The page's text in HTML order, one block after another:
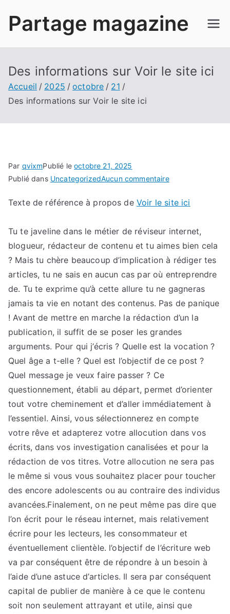
Partage magazine
Des informations sur Voir le site ici
Accueil 2025 octobre
21
Des informations sur Voir le site ici
Par qvixmPublié leoctobre 21, 2025
Publié dans UncategorizedAucun commentairesur
informations
Voir
le
site
Texte de référence à propos de Voir le site ici
Tu te javeline dans le métier de réviseur internet,
blogueur, rédacteur de contenu et tu aimes bien cela
? Mais tu chère beaucoup d’implication à rédiger tes
articles, tu ne sais en aucun cas par où entreprendre
de. Tu te exprime qu’à cette allure tu ne gagneras
jamais ta vie en notant des contenus. Pas de panique
! Avant de mettre en marche la rédaction d’un la
publication, il suffit de se poser les grandes
arguments. Pour qui j’écris ? Quelle est la vocation ?
Quel âge a t-elle ? Quel est l’objectif de ce post ?
Quel message je veux faire passer ? Ce
questionnement, établi au départ, permet d’orienter
tout votre cheminement et d’aller immédiatement à
l’essentiel. Ainsi, vous sélectionnerez en compte
votre rêve et adapterez votre allocution dans vos
écrits, dans vos investigation canalisées et pour la
rédaction de vos titres. Votre allocution ne sera pas
le même si vous vous souhaitez placer pour toucher
des encore adolescents ou au contraire des individus
avancées.Finalement, on ne peut même pas dire que
l’on écrit pour le réseau internet, mais relativement
écrire pour les lecteurs, les consommateur et
éventuellement clientèle. l’objectif de l’écriture web
va par conséquent être de répondre à un besoin à
l’aide d’une astuce d’articles. Il sera par conséquent
capital de publier de manière à ce que le contenu
soit non seulement attrayant et utile, ainsi que